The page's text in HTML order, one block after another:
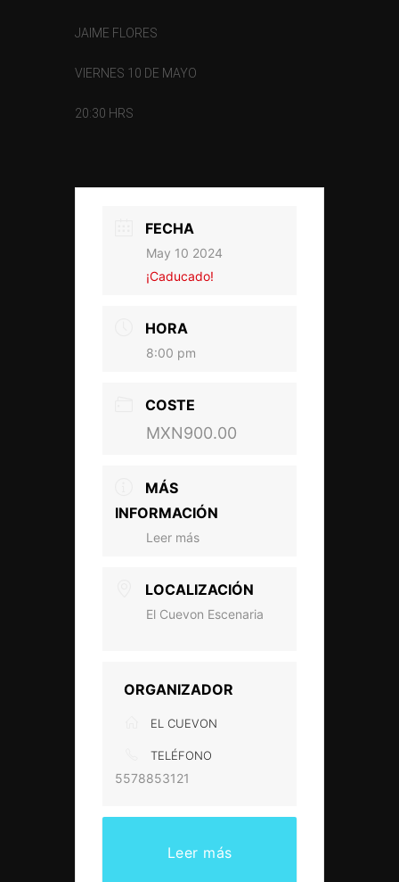
JAIME FLORES
VIERNES 10 DE MAYO
20:30 HRS
FECHA
May 10 2024
¡Caducado!
HORA
8:00 pm
COSTE
MXN900.00
MÁS
INFORMACIÓN
Leer más
LOCALIZACIÓN
El Cuevon Escenaria
ORGANIZADOR
EL CUEVON
TELÉFONO
5578853121
Leer más